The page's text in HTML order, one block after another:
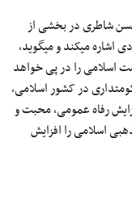
حسن شاطری در بخشی از
صحبت‎های خود به ضعف مدیریت و تلاطم‌های اقتصادی اشاره می‎کند و می‎گوید،
اسلامی را در پی خواهد
در کشور اسلامی،
رفاه عمومی، محبت و
اسلامی را افزایش